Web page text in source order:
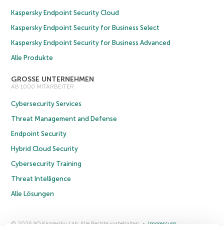
Kaspersky Endpoint Security Cloud
Kaspersky Endpoint Security for Business Select
Kaspersky Endpoint Security for Business Advanced
Alle Produkte
GROSSE UNTERNEHMEN
AB 1000 MITARBEITER
Cybersecurity Services
Threat Management and Defense
Endpoint Security
Hybrid Cloud Security
Cybersecurity Training
Threat Intelligence
Alle Lösungen
© 2026 AO Kaspersky Lab. Alle Rechte vorbehalten. Impressum